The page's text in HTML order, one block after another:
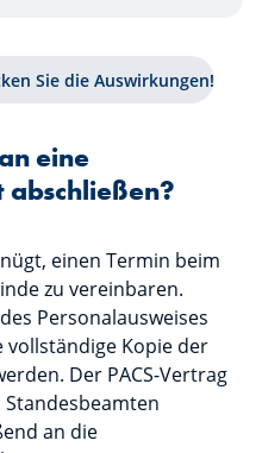
Sie die Auswirkungen!
eine
abschließen?
einen Termin beim
zu vereinbaren.
Personalausweises
vollständige Kopie der
Der PACS-Vertrag
an die